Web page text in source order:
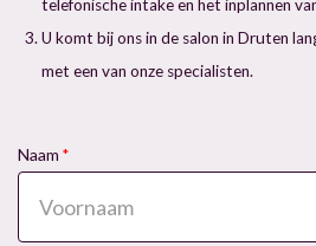
telefonische intake en het inplannen
U komt bij ons in de salon in Druten
met een van onze specialisten.
Naam *